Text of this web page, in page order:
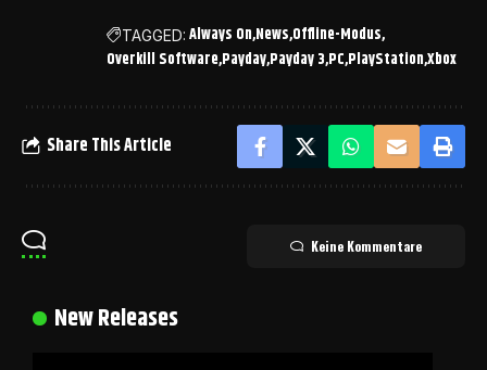
TAGGED: Always On News Offline-Modus
Overkill Software PaydayPayday 3 PC PlayStationXbox
Share This Article
Keine Kommentare
New Releases